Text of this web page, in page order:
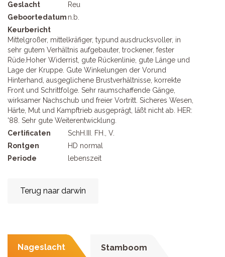
Geslacht
Reu
Geboortedatum n.b.
Keurbericht
Mittelgroßer, mittelkräfiger, typund ausdrucksvoller, in
sehr gutem Verhältnis aufgebauter, trockener, fester
Rüde.Hoher Widerrist, gute Rückenlinie, gute Länge und
Lage der Kruppe. Gute Winkelungen der Vorund
Hinterhand, ausgeglichene Brustverhältnisse, korrekte
Front und Schrittfolge. Sehr raumschaffende Gänge,
wirksamer Nachschub und freier Vortritt. Sicheres Wesen,
Härte, Mut und Kampftrieb ausgeprägt, läßt nicht ab. HER:
'88. Sehr gute Weiterentwicklung.
Certificaten
SchH.III. FH., V.
Rontgen
HD normal
Periode
lebenszeit
Terug naar darwin
Nageslacht Stamboom